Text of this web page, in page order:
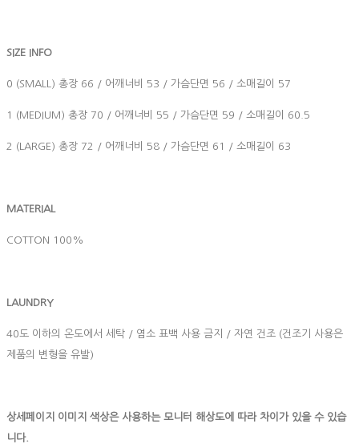
SIZE INFO
0 (SMALL) 총장 66 / 어깨너비 53 / 가슴단면 56 / 소매길이 57
1 (MEDIUM) 총장 70 / 어깨너비 55 / 가슴단면 59 / 소매길이 60.5
2 (LARGE) 총장 72 / 어깨너비 58 / 가슴단면 61 / 소매길이 63
MATERIAL
COTTON 100%
LAUNDRY
40도 이하의 온도에서 세탁 / 염소 표백 사용 금지 / 자연 건조 (건조기 사용은
제품의 변형을 유발)
상세페이지 이미지 색상은 사용하는 모니터 해상도에 따라 차이가 있을 수 있습
니다.